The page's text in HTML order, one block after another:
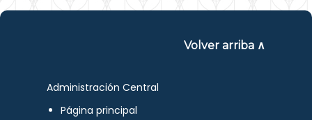
Volver arriba ∧
Administración Central
Página principal